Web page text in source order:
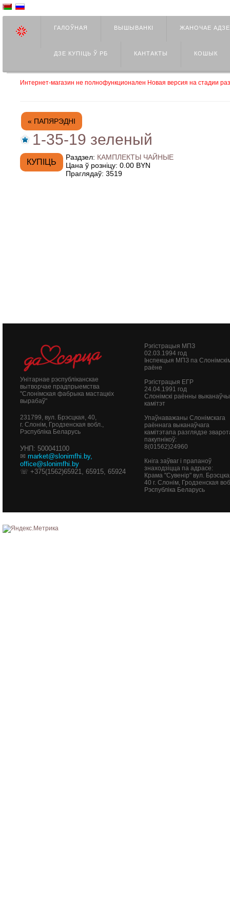
ГАЛОЎНАЯ ВЫШЫВАНКІ ЖАНОЧАЕ
ДЗЕ КУПIЦЬ Ў РБ КАНТАКТЫ КОШЫК
Интернет-магазин не полнофункционален Новая версия на стадии
« ПАПЯРЭДНІ
1-35-19 зеленый
Раздзел: КАМПЛЕКТЫ ЧАЙНЫЕ
Цана ў розніцу: 0.00 BYN
Праглядаў: 3519
Унітарнае рэспубліканскае
вытворчае прадпрыемства
"Слонімская фабрыка мастацкіх
вырабаў"
231799, вул. Брэсцкая, 40,
г. Слонім, Гродзенская вобл.,
Рэспубліка Беларусь
УНП: 500041100
✉ market@slonimfhi.by,
office@slonimfhi.by
☏ +375(1562)65921, 65915, 65924
Рэгістрацыя МПЗ
02.03.1994 год
Інспекцыя МПЗ па
раёне
Рэгістрацыя ЕГР
24.04.1991 год
Слонімскі раённы выканаўчы
камітэт
Упаўнаважаны Слонімскага
раённага выканаўчага
камітэтапа разглядзе
пакупнікоў:
8(01562)24960
Кніга заўваг і прапаноў
знаходзіцца па адрасе:
Крама "Сувенір" вул.
40 г. Слонім, Гродзенская
Рэспубліка Беларусь